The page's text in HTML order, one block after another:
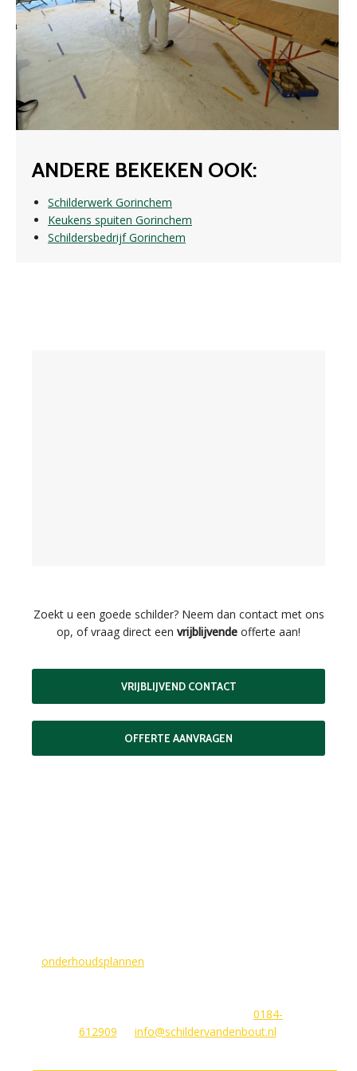
ANDERE BEKEKEN OOK:
Schilderwerk Gorinchem
Keukens spuiten Gorinchem
Schildersbedrijf Gorinchem
Zoekt u een goede schilder? Neem dan contact met ons
op, of vraag direct een vrijblijvende offerte aan!
VRIJBLIJVEND CONTACT
OFFERTE AANVRAGEN
onderhoudsplannen
0184-
612909
info@schildervandenbout.nl